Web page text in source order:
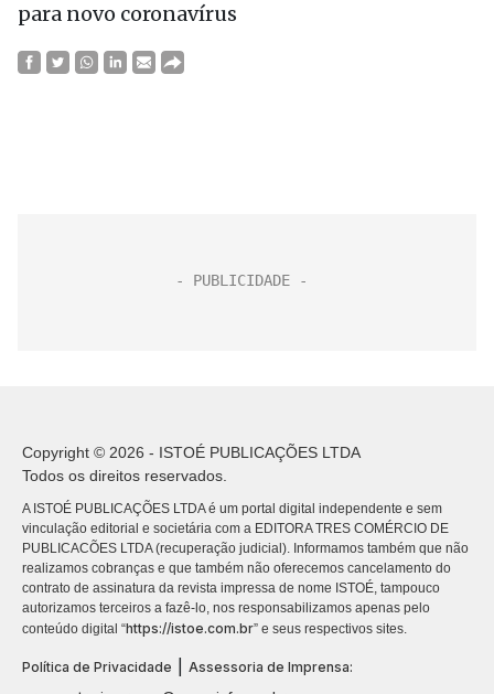
para novo coronavírus
Copyright © 2026 - ISTOÉ PUBLICAÇÕES LTDA
Todos os direitos reservados.
A ISTOÉ PUBLICAÇÕES LTDA é um portal digital independente e sem
vinculação editorial e societária com a EDITORA TRES COMÉRCIO DE
PUBLICACÕES LTDA (recuperação judicial). Informamos também que não
realizamos cobranças e que também não oferecemos cancelamento do
contrato de assinatura da revista impressa de nome ISTOÉ, tampouco
autorizamos terceiros a fazê-lo, nos responsabilizamos apenas pelo
conteúdo digital “https://istoe.com.br” e seus respectivos sites.
Política de Privacidade
Assessoria de Imprensa: